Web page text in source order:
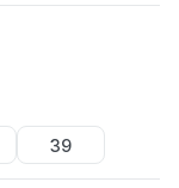
39